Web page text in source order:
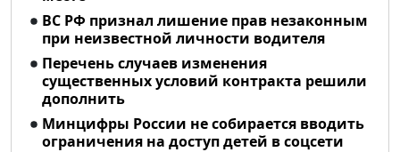
ВС РФ признал лишение прав незаконным
при неизвестной личности водителя
Перечень случаев изменения
существенных условий контракта решили
дополнить
Минцифры России не собирается вводить
ограничения на доступ детей в соцсети